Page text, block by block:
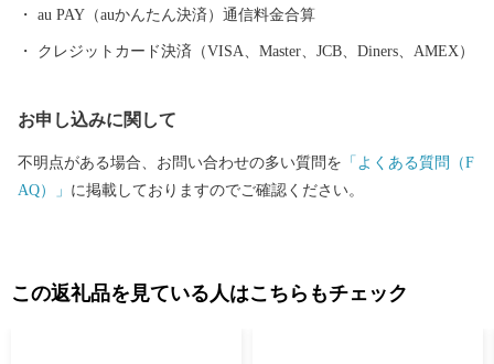
景勝地「東尋坊」に代表される海岸線や現存十二天守として知ら
れる「丸岡城」などを有することでも有名です。 心から笑顔にな
ただいた個人情報は、坂井市が責任をもって管理し、関係法令で
せていただき、その手段として、電子メールの配信やパンフレッ
au PAY（auかんたん決済）通信料金合算
クレジットカード決済（VISA、Master、JCB、Diners、AMEX）
お申し込みに関して
不明点がある場合、お問い合わせの多い質問を 「よくある質問（F
AQ）」 に掲載しておりますのでご確認ください。
この返礼品を見ている人はこちらもチェック